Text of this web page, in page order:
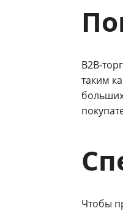
B2B-
таким
Чтобы